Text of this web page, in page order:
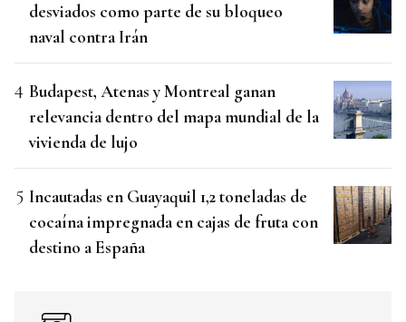
desviados como parte de su bloqueo
naval contra Irán
Budapest, Atenas y Montreal ganan
relevancia dentro del mapa mundial de la
vivienda de lujo
Incautadas en Guayaquil 1,2 toneladas de
cocaína impregnada en cajas de fruta con
destino a España